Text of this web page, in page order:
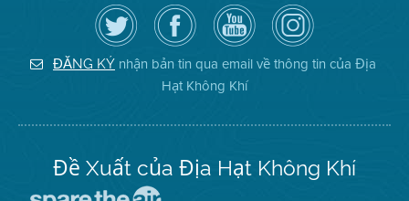
Hãy
theo
dõi
Địa
Hạt
Không
Truy
cập
Trang
Facebook
của
Địa
Hạt
Kênh
YouTube
của
Địa
Hạt
Không
Khí
Air
District
on
Instagram
ĐĂNG KÝ nhận bản tin qua email về thông tin của Địa
Hạt Không Khí
Đề Xuất của Địa Hạt Không Khí